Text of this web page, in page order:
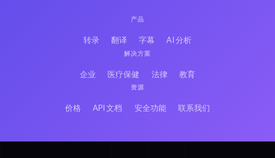
产品
转录 翻译 字幕 AI 分析
解决方案
企业 医疗保健 法律 教育
资源
价格 API 文档 安全功能 联系我们